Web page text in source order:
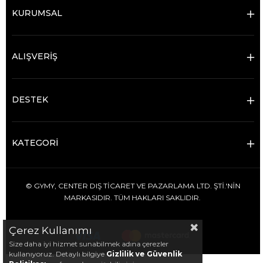
KURUMSAL
ALIŞVERİŞ
DESTEK
KATEGORİ
© GYMY, CENTER DIŞ TİCARET VE PAZARLAMA LTD. ŞTİ.'NİN
MARKASIDIR. TÜM HAKLARI SAKLIDIR.
Çerez Kullanımı
Size daha iyi hizmet sunabilmek adına çerezler
kullanıyoruz. Detaylı bilgiye Gizlilik ve Güvenlik